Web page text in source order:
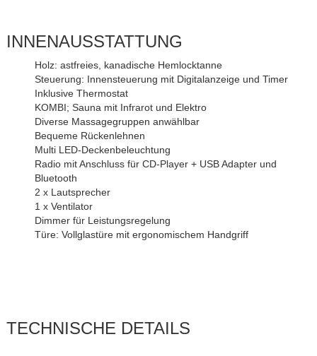
INNENAUSSTATTUNG
Holz: astfreies, kanadische Hemlocktanne
Steuerung: Innensteuerung mit Digitalanzeige und Timer
Inklusive Thermostat
KOMBI; Sauna mit Infrarot und Elektro
Diverse Massagegruppen anwählbar
Bequeme Rückenlehnen
Multi LED-Deckenbeleuchtung
Radio mit Anschluss für CD-Player + USB Adapter und
Bluetooth
2 x Lautsprecher
1 x Ventilator
Dimmer für Leistungsregelung
Türe: Vollglastüre mit ergonomischem Handgriff
TECHNISCHE DETAILS